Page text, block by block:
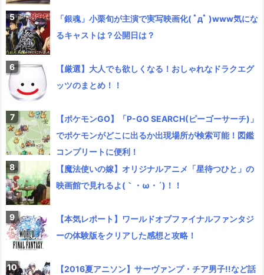
「銀魂」小栗旬が主演で実写映画化( ﾟдﾟ )www気にな
るキャストは？公開日は？
【厳選】大人でも欲しくなる！おしゃれなドラクエグ
ッツのまとめ！！
【ポケモンGO】「P-GO SEARCH(ピーゴーサーチ)」
でポケモンがどこに出るか出現場所が検索可能！図鑑
コンプリートに便利！
【魔法使いの嫁】オリジナルアニメ「星待つひと」の
映画館で見れるよ(｀・ω・´)！！
【本気レポート】ワールドオブファイナルファンタジ
ーの体験版をクリアした感想と攻略！
【2016夏アニソン】サーヴァンプ・チア男子!!など話